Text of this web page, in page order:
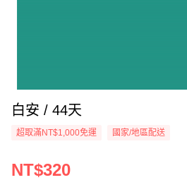
白安 / 44天
超取滿NT$1,000免運 國家/地區配送
NT$320